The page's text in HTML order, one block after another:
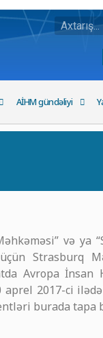
AİHM gündəliyi
və ya
Strasburq
Avropa İnsan
aprel 2017-ci
burada tapa